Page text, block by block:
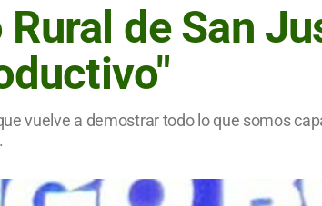
de San
vuelve a demostrar todo lo que somos